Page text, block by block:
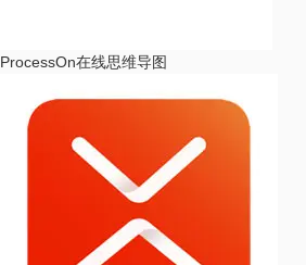
ProcessOn在线思维导图